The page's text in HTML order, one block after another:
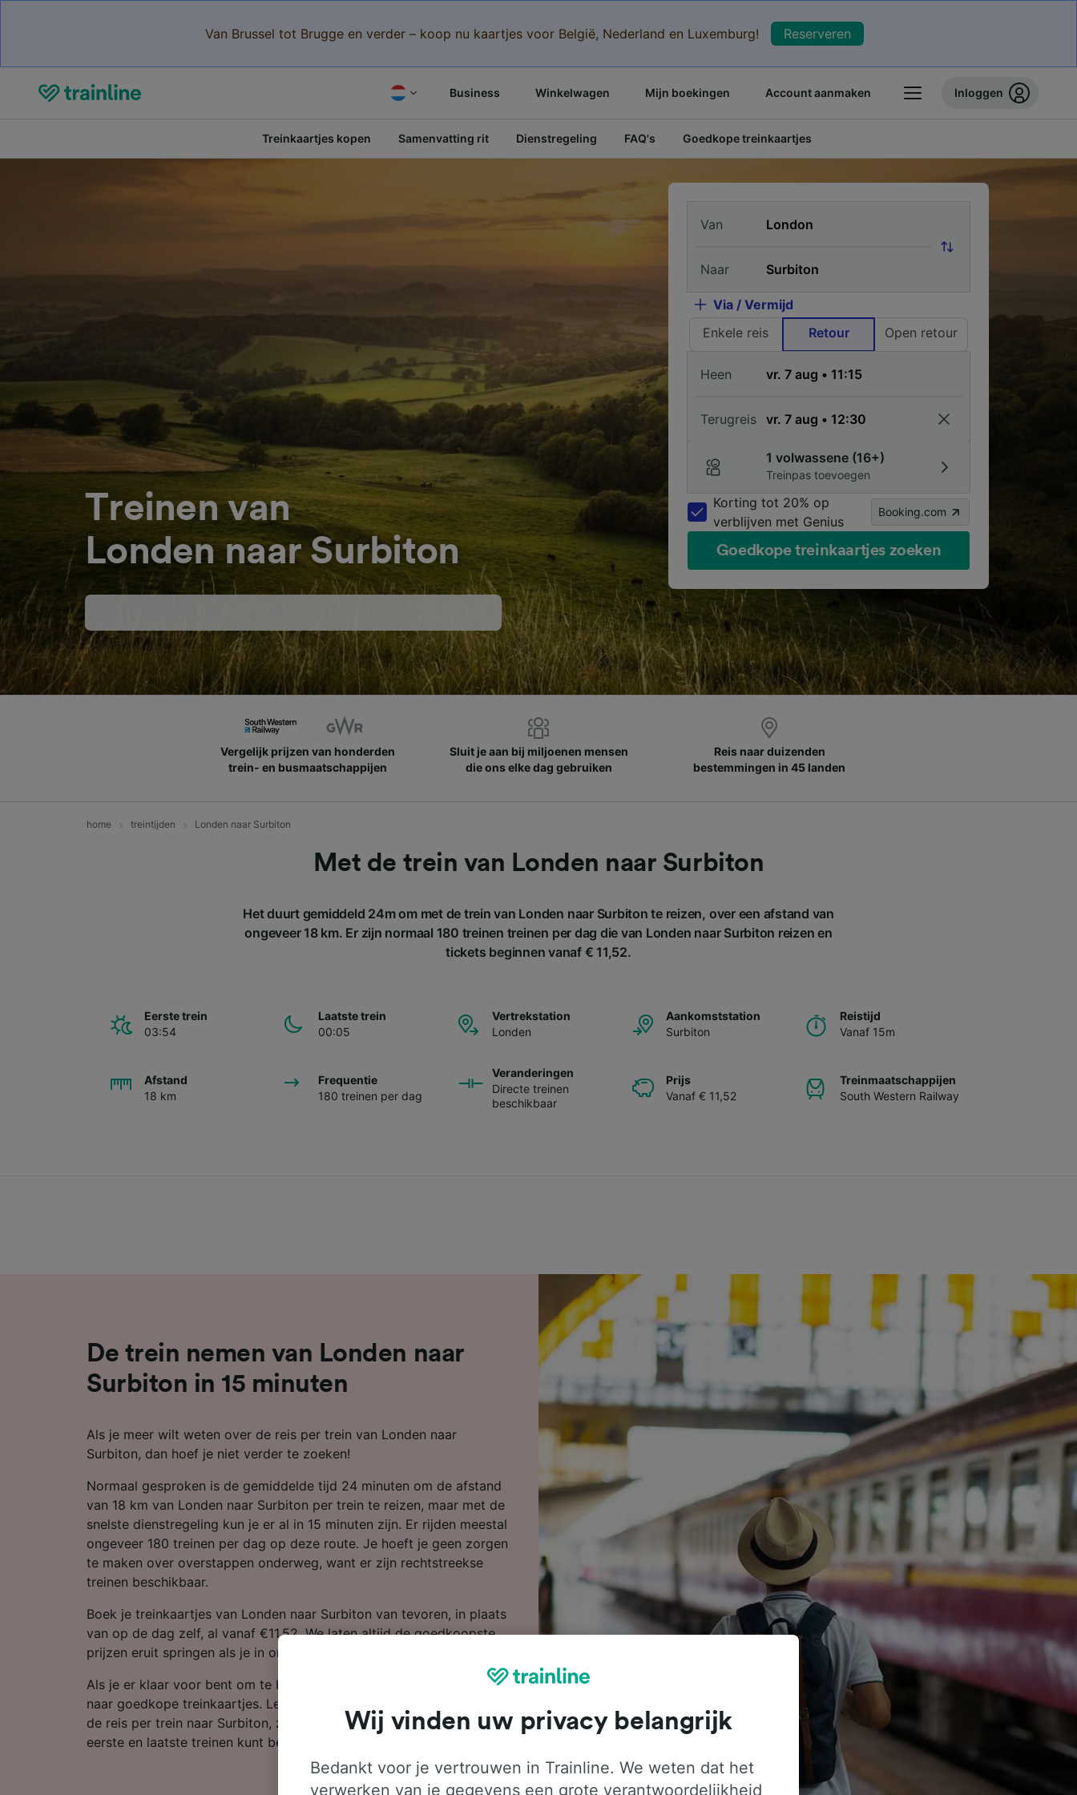
Van Brussel tot Brugge en verder – koop nu kaartjes voor België, Nederland en Luxemburg! Reserveren
Business Winkelwagen Mijn boekingen Account aanmaken Inloggen
Treinkaartjes kopen Samenvatting rit Dienstregeling FAQ's Goedkope treinkaartjes
Treinen van
Londen naar Surbiton
Van
Naar
Via / Vermijd
Enkele reis
Retour Open retour
Heen
Terugreis
1 volwassene (16+)
Treinpas toevoegen
Korting tot 20% op
verblijven met Genius
Booking.com
Goedkope treinkaartjes zoeken
Vergelijk prijzen van honderden
trein- en busmaatschappijen
Sluit je aan bij miljoenen mensen
die ons elke dag gebruiken
Reis naar duizenden
bestemmingen in 45 landen
home treintijden Londen naar Surbiton
Met de trein van Londen naar Surbiton
Het duurt gemiddeld 24m om met de trein van Londen naar Surbiton te reizen, over een afstand van
ongeveer 18 km. Er zijn normaal 180 treinen treinen per dag die van Londen naar Surbiton reizen en
tickets beginnen vanaf € 11,52.
Eerste trein
03:54
Laatste trein
00:05
Vertrekstation
Londen
Aankomststation
Surbiton
Reistijd
Vanaf 15m
Afstand
18 km
Frequentie
180 treinen per dag
Veranderingen
Directe treinen
beschikbaar
Prijs
Vanaf € 11,52
Treinmaatschappijen
South Western Railway
De trein nemen van Londen naar
Surbiton in 15 minuten
Als je meer wilt weten over de reis per trein van Londen naar
Surbiton, dan hoef je niet verder te zoeken!
Normaal gesproken is de gemiddelde tijd 24 minuten om de afstand
van 18 km van Londen naar Surbiton per trein te reizen, maar met de
snelste dienstregeling kun je er al in 15 minuten zijn. Er rijden meestal
ongeveer 180 treinen per dag op deze route. Je hoeft je geen zorgen
te maken over overstappen onderweg, want er zijn rechtstreekse
treinen beschikbaar.
Boek je treinkaartjes van Londen naar Surbiton van tevoren, in plaats
van op de dag zelf, al vanaf €11.52. We laten altijd de goedkoopste
prijzen eruit springen als je in onze reisplanner zoekt.
Als je er klaar voor bent om te boeken, zoek dan vandaag nog bij ons
naar goedkope treinkaartjes. Lees verder voor meer informatie over
de reis per trein naar Surbiton, zoals onze dienstregeling waarin je de
eerste en laatste treinen kunt bekijken.
Wij vinden uw privacy belangrijk
Bedankt voor je vertrouwen in Trainline. We weten dat het
verwerken van je gegevens een grote verantwoordelijkheid